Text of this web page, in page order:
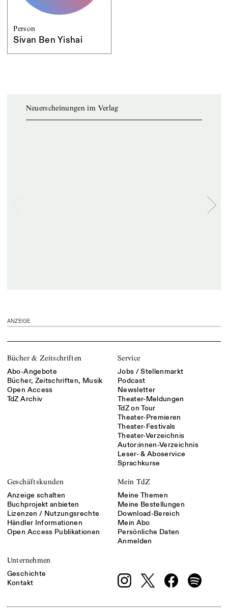
Person
Sivan Ben Yishai
Neuerscheinungen im Verlag
ANZEIGE
Bücher & Zeitschriften
Abo-Angebote
Bücher, Zeitschriften, Musik
Open Access
TdZ Archiv
Service
Jobs / Stellenmarkt
Podcast
Newsletter
Theater-Meldungen
TdZ on Tour
Theater-Premieren
Theater-Festivals
Theater-Verzeichnis
Autor:innen-Verzeichnis
Leser- & Aboservice
Sprachkurse
Geschäftskunden
Anzeige schalten
Buchprojekt anbieten
Lizenzen / Nutzungsrechte
Händler Informationen
Open Access Publikationen
Mein TdZ
Meine Themen
Meine Bestellungen
Download-Bereich
Mein Abo
Persönliche Daten
Anmelden
Unternehmen
Geschichte
Kontakt